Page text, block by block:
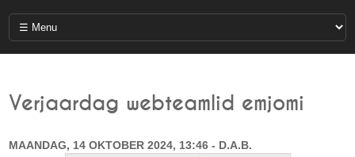
Verjaardag webteamlid emjomi
MAANDAG, 14 OKTOBER 2024, 13:46 - D.A.B.